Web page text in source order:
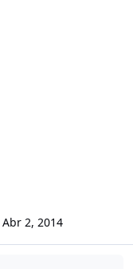
Abr 2, 2014